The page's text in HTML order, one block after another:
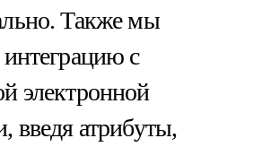
Также мы
с
электронной
введя атрибуты,